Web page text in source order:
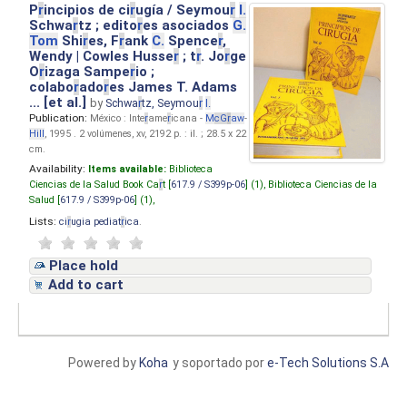
Principios de cirugía / Seymour I.
Schwartz ; editores asociados G.
Tom Shires, Frank C. Spencer,
Wendy | Cowles Husser ; tr. Jorge
Orizaga Samperio ;
colaboradores James T. Adams
... [et al.]by Schwartz, Seymour I.
Publication: México : Interamericana - McGraw-
Hill, 1995 . 2 volúmenes, xv, 2192 p. : il. ; 28.5 x 22
cm.
Availability: Items available: Biblioteca
Ciencias de la Salud Book Cart [ 617.9 / S399p-06 ] (1), Biblioteca Ciencias de la
Salud [ 617.9 / S399p-06 ] (1),
Lists: cirugia pediatrica
Place hold
Add to cart
y soportado pore-Tech Solutions S.A
Powered by Koha